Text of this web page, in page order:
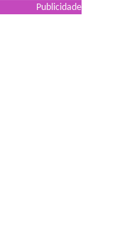
Publicidade